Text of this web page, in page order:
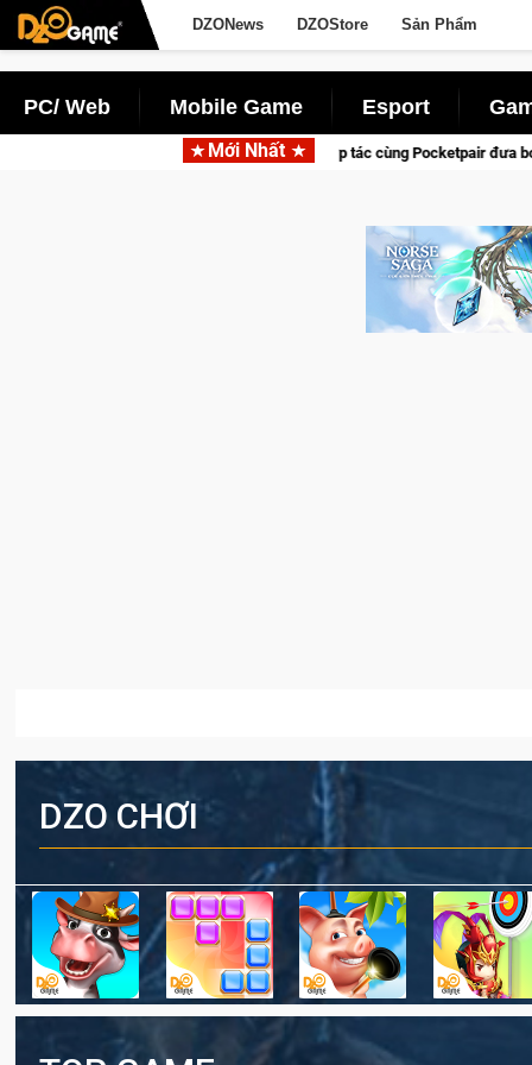
DZONews DZOStore Sản Phẩm
PC/ Web Mobile Game Esport
Mới Nhất
Garena hợp tác cùng Pocketpair đưa bom tấn săn thú sinh tồn
DZO CHƠI